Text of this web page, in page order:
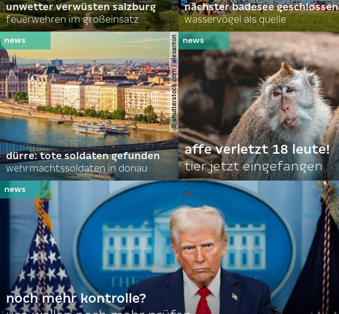
unwetter verwüsten salzburg
feuerwehren im großeinsatz
nächster badesee geschlossen
wasservögel als quelle
© shutterstock.com | alexanton
dürre: tote soldaten gefunden
wehrmachtssoldaten in donau
affe verletzt 18 leute!
tier jetzt eingefangen
noch mehr kontrolle?